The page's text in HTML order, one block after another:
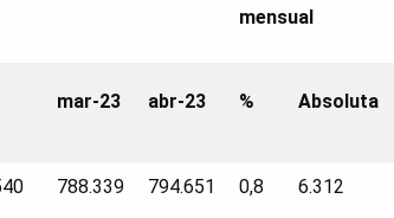
mensual
mar-23 abr-23 % Absoluta
788.339 794.651 0,8 6.312